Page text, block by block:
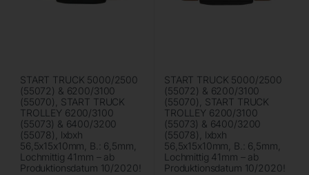
START TRUCK 5000/2500
(55072) & 6200/3100
(55070), START TRUCK
TROLLEY 6200/3100
(55073) & 6400/3200
(55078), lxbxh
56,5x15x10mm, B.: 6,5mm,
Lochmittig 41mm – ab
Produktionsdatum 10/2020!
START TRUCK 5000/2500
(55072) & 6200/3100
(55070), START TRUCK
TROLLEY 6200/3100
(55073) & 6400/3200
(55078), lxbxh
56,5x15x10mm, B.: 6,5mm,
Lochmittig 41mm – ab
Produktionsdatum 10/2020!